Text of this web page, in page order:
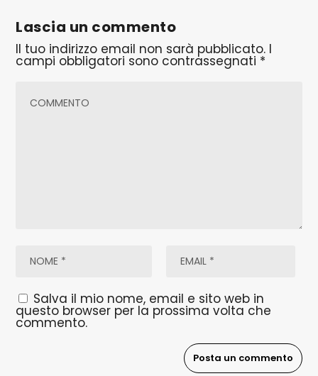
Lascia un commento
Il tuo indirizzo email non sarà pubblicato. I
campi obbligatori sono contrassegnati *
Salva il mio nome, email e sito web in
questo browser per la prossima volta che
commento.